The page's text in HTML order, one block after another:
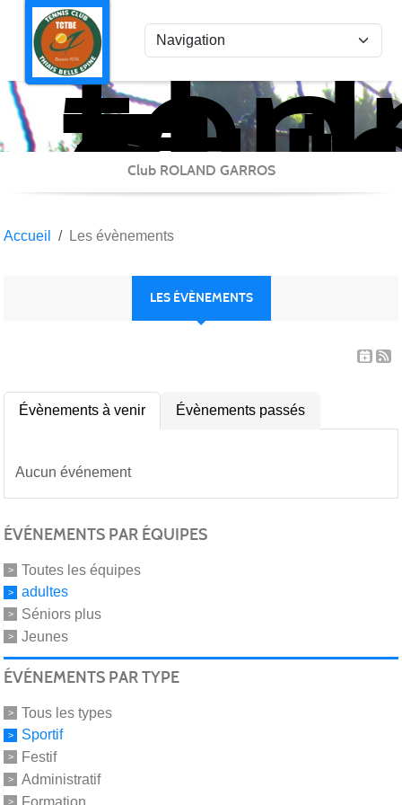
Club ROLAND GARROS
Accueil Les évènements
LES ÉVÈNEMENTS
Évènements à venir Évènements passés
Aucun événement
ÉVÉNEMENTS PAR ÉQUIPES
Toutes les équipes
adultes
Séniors plus
Jeunes
ÉVÉNEMENTS PAR TYPE
Tous les types
Sportif
Festif
Administratif
Formation
Panneau de gestion des cookies